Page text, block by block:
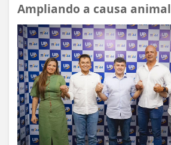
Ampliando a causa animal